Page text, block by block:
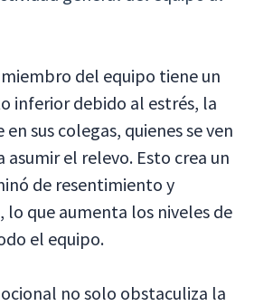
del equipo tiene un
inferior debido al estrés, la
en sus colegas, quienes se ven
asumir el relevo. Esto crea un
de resentimiento y
lo que aumenta los niveles de
el equipo.
no solo obstaculiza la